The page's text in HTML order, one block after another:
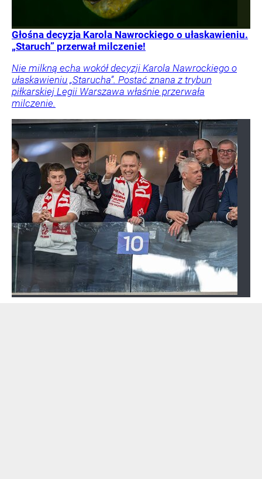
Głośna decyzja Karola Nawrockiego o ułaskawieniu.
„Staruch” przerwał milczenie!
Nie milkną echa wokół decyzji Karola Nawrockiego o
ułaskawieniu „Starucha”. Postać znana z trybun
piłkarskiej Legii Warszawa właśnie przerwała
milczenie.